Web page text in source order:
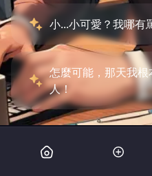
小...小可愛？我哪有
怎麼可能，那天我
人！